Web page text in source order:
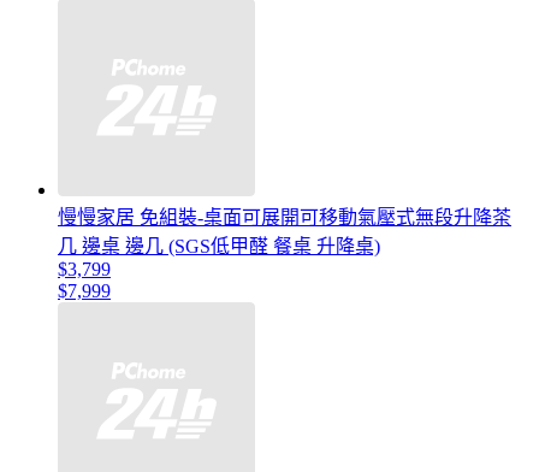
慢慢家居 免組裝-桌面可展開可移動氣壓式無段升降茶
几 邊桌 邊几 (SGS低甲醛 餐桌 升降桌)
$3,799
$7,999